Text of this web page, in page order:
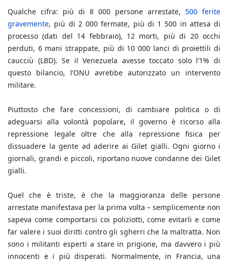
Qualche cifra: più di 8 000 persone arrestate, 500 ferite
gravemente, più di 2 000 fermate, più di 1 500 in attesa di
processo (dati del 14 febbraio), 12 morti, più di 20 occhi
perduti, 6 mani strappate, più di 10 000 lanci di proiettili di
caucciù (LBD). Se il Venezuela avesse toccato solo l’1% di
questo bilancio, l’ONU avrebbe autorizzato un intervento
militare.
Piuttosto che fare concessioni, di cambiare politica o di
adeguarsi alla volontà popolare, il governo è ricorso alla
repressione legale oltre che alla repressione fisica per
dissuadere la gente ad aderire ai Gilet gialli. Ogni giorno i
giornali, grandi e piccoli, riportano nuove condanne dei Gilet
gialli.
Quel che è triste, è che la maggioranza delle persone
arrestate manifestava per la prima volta – semplicemente non
sapeva come comportarsi coi poliziotti, come evitarli e come
far valere i suoi diritti contro gli sgherri che la maltratta. Non
sono i militanti esperti a stare in prigione, ma davvero i più
innocenti e i più disperati. Normalmente, in Francia, una